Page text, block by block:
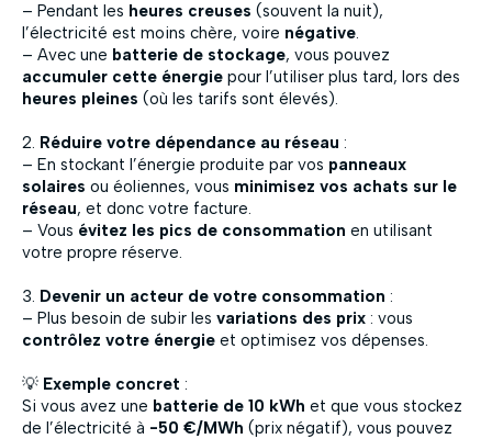
– Pendant les heures creuses (souvent la nuit),
l’électricité est moins chère, voire négative.
– Avec une batterie de stockage, vous pouvez
accumuler cette énergie pour l’utiliser plus tard, lors des
heures pleines (où les tarifs sont élevés).
2. Réduire votre dépendance au réseau :
– En stockant l’énergie produite par vos panneaux
solaires ou éoliennes, vous minimisez vos achats sur le
réseau, et donc votre facture.
– Vous évitez les pics de consommation en utilisant
votre propre réserve.
3. Devenir un acteur de votre consommation :
– Plus besoin de subir les variations des prix : vous
contrôlez votre énergie et optimisez vos dépenses.
💡 Exemple concret :
Si vous avez une batterie de 10 kWh et que vous stockez
de l’électricité à -50 €/MWh (prix négatif), vous pouvez